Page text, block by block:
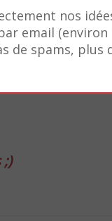
;)
nos
email (environ
de spams, plus